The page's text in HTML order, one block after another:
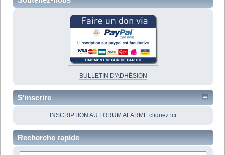
BULLETIN D'ADHÉSION
S'inscrire
INSCRIPTION AU FORUM ALARME cliquez ici
Recherche rapide